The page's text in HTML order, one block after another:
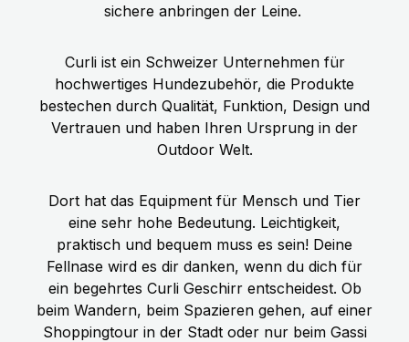
sichere anbringen der Leine.
Curli ist ein Schweizer Unternehmen für
hochwertiges Hundezubehör, die Produkte
bestechen durch Qualität, Funktion, Design und
Vertrauen und haben Ihren Ursprung in der
Outdoor Welt.
Dort hat das Equipment für Mensch und Tier
eine sehr hohe Bedeutung. Leichtigkeit,
praktisch und bequem muss es sein! Deine
Fellnase wird es dir danken, wenn du dich für
ein begehrtes Curli Geschirr entscheidest. Ob
beim Wandern, beim Spazieren gehen, auf einer
Shoppingtour in der Stadt oder nur beim Gassi